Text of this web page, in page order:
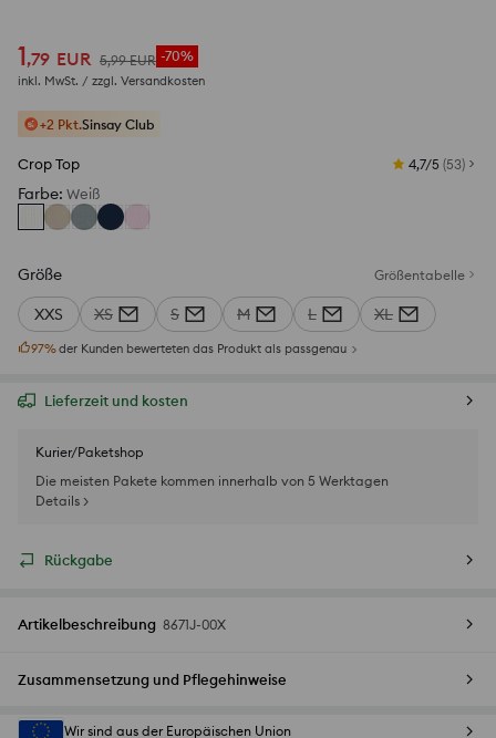
1,79 EUR 5,99 EUR -70%
inkl. MwSt. / zzgl. Versandkosten
+2 Pkt.Sinsay Club
Crop Top 4,7/5 (53)
Farbe: Weiß
Größe Größentabelle
XXS XS S M L XL
97%der Kunden bewerteten das Produkt als passgenau
Lieferzeit und kosten
Kurier/Paketshop
Die meisten Pakete kommen innerhalb von 5 Werktagen
Details >
Rückgabe
Artikelbeschreibung 8671J-00X
Zusammensetzung und Pflegehinweise
Wir sind aus der Europäischen Union